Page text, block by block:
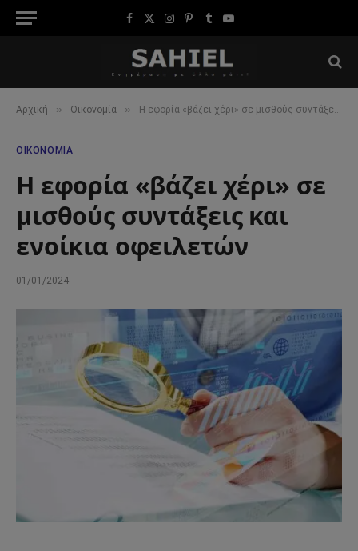
Facebook
X
Instagram
Pinterest
TumblrYouTube
Αρχική » Οικονομία » Η εφορία «βάζει χέρι» σε μισθούς συντάξεις και ενοίκια οφειλετών
ΟΙΚΟΝΟΜΊΑ
Η εφορία «βάζει χέρι» σε
μισθούς συντάξεις και
ενοίκια οφειλετών
01/01/2024